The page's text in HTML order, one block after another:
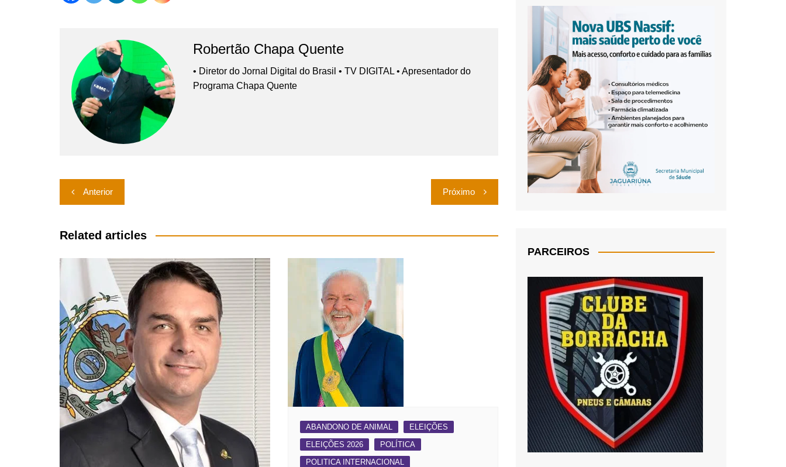
Robertão Chapa Quente
• Diretor do Jornal Digital do Brasil • TV DIGITAL • Apresentador do
Programa Chapa Quente
Navegação
de
Post
Anterior Próximo
Related articles
ABANDONO DE ANIMAL
ELEIÇÕES
ELEIÇÕES 2026
POLÍTICA
POLITICA INTERNACIONAL
PARCEIROS